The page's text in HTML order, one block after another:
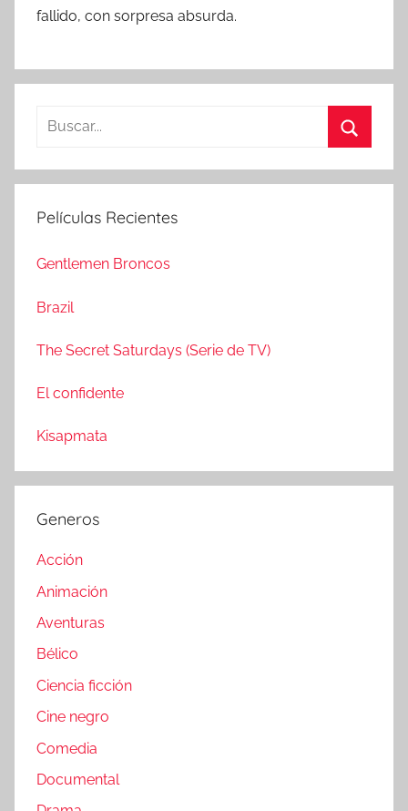
fallido, con sorpresa absurda.
s
a
:
u
Películas Recientes
Gentlemen Broncos
Brazil
The Secret Saturdays (Serie de TV)
El confidente
Kisapmata
Generos
Acción
Animación
Aventuras
Bélico
Ciencia ficción
Cine negro
Comedia
Documental